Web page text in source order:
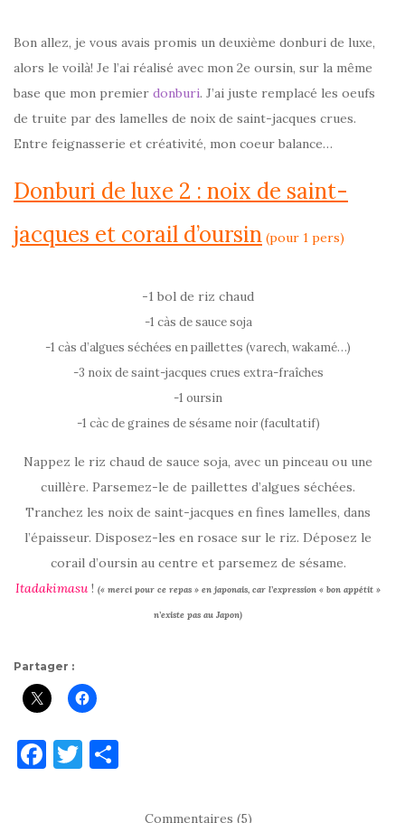
Bon allez, je vous avais promis un deuxième donburi de luxe,
alors le voilà! Je l’ai réalisé avec mon 2e oursin, sur la même
base que mon premier donburi. J’ai juste remplacé les oeufs
de truite par des lamelles de noix de saint-jacques crues.
Entre feignasserie et créativité, mon coeur balance…
Donburi de luxe 2 : noix de saint-
jacques et corail d’oursin (pour 1 pers)
-1 bol de riz chaud
-1 càs de sauce soja
-1 càs d’algues séchées en paillettes (varech, wakamé…)
-3 noix de saint-jacques crues extra-fraîches
-1 oursin
-1 càc de graines de sésame noir (facultatif)
Nappez le riz chaud de sauce soja, avec un pinceau ou une
cuillère. Parsemez-le de paillettes d’algues séchées.
Tranchez les noix de saint-jacques en fines lamelles, dans
l’épaisseur. Disposez-les en rosace sur le riz. Déposez le
corail d’oursin au centre et parsemez de sésame.
Itadakimasu! (« merci pour ce repas » en japonais, car l’expression « bon appétit »
n’existe pas au Japon)
Partager :
F T
Commentaires (5)